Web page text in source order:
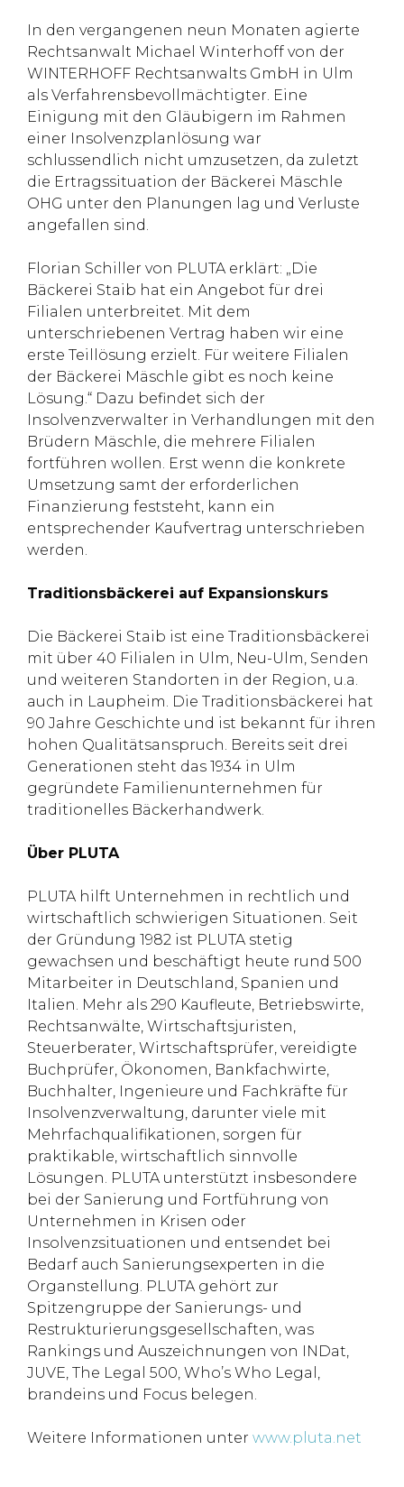
In den vergangenen neun Monaten agierte
Rechtsanwalt Michael Winterhoff von der
WINTERHOFF Rechtsanwalts GmbH in Ulm
als Verfahrensbevollmächtigter. Eine
Einigung mit den Gläubigern im Rahmen
einer Insolvenzplanlösung war
schlussendlich nicht umzusetzen, da zuletzt
die Ertragssituation der Bäckerei Mäschle
OHG unter den Planungen lag und Verluste
angefallen sind.
Florian Schiller von PLUTA erklärt: „Die
Bäckerei Staib hat ein Angebot für drei
Filialen unterbreitet. Mit dem
unterschriebenen Vertrag haben wir eine
erste Teillösung erzielt. Für weitere Filialen
der Bäckerei Mäschle gibt es noch keine
Lösung.“ Dazu befindet sich der
Insolvenzverwalter in Verhandlungen mit den
Brüdern Mäschle, die mehrere Filialen
fortführen wollen. Erst wenn die konkrete
Umsetzung samt der erforderlichen
Finanzierung feststeht, kann ein
entsprechender Kaufvertrag unterschrieben
werden.
Traditionsbäckerei auf Expansionskurs
Die Bäckerei Staib ist eine Traditionsbäckerei
mit über 40 Filialen in Ulm, Neu-Ulm, Senden
und weiteren Standorten in der Region, u.a.
auch in Laupheim. Die Traditionsbäckerei hat
90 Jahre Geschichte und ist bekannt für ihren
hohen Qualitätsanspruch. Bereits seit drei
Generationen steht das 1934 in Ulm
gegründete Familienunternehmen für
traditionelles Bäckerhandwerk.
Über PLUTA
PLUTA hilft Unternehmen in rechtlich und
wirtschaftlich schwierigen Situationen. Seit
der Gründung 1982 ist PLUTA stetig
gewachsen und beschäftigt heute rund 500
Mitarbeiter in Deutschland, Spanien und
Italien. Mehr als 290 Kaufleute, Betriebswirte,
Rechtsanwälte, Wirtschaftsjuristen,
Steuerberater, Wirtschaftsprüfer, vereidigte
Buchprüfer, Ökonomen, Bankfachwirte,
Buchhalter, Ingenieure und Fachkräfte für
Insolvenzverwaltung, darunter viele mit
Mehrfachqualifikationen, sorgen für
praktikable, wirtschaftlich sinnvolle
Lösungen. PLUTA unterstützt insbesondere
bei der Sanierung und Fortführung von
Unternehmen in Krisen oder
Insolvenzsituationen und entsendet bei
Bedarf auch Sanierungsexperten in die
Organstellung. PLUTA gehört zur
Spitzengruppe der Sanierungs- und
Restrukturierungsgesellschaften, was
Rankings und Auszeichnungen von INDat,
JUVE, The Legal 500, Who’s Who Legal,
brandeins und Focus belegen.
Weitere Informationen unter www.pluta.net